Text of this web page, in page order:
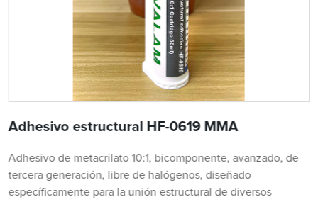
Adhesivo estructural HF-0619 MMA
Adhesivo de metacrilato 10:1, bicomponente, avanzado, de
tercera generación, libre de halógenos, diseñado
específicamente para la unión estructural de diversos